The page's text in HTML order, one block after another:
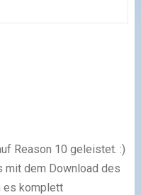
Reason 10 geleistet. :)
mit dem Download des
es komplett